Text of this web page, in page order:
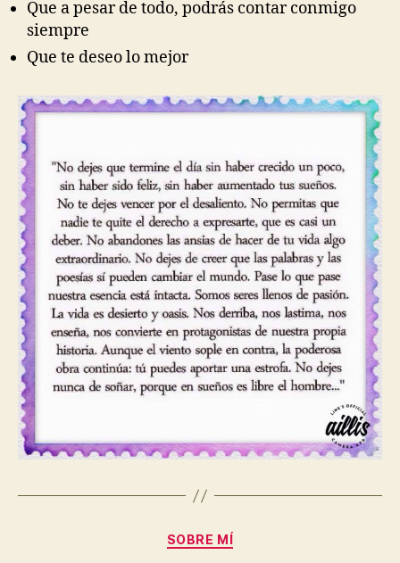
Que a pesar de todo, podrás contar conmigo
siempre
Que te deseo lo mejor
Categorías
SOBRE MÍ